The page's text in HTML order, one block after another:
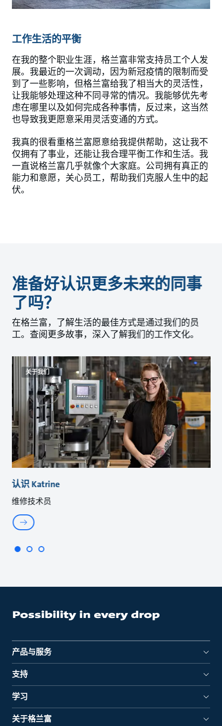
工作生活的平衡
在我的整个职业生涯，格兰富非常支持员工个人发
展。我最近的一次调动，因为新冠疫情的限制而受
到了一些影响，但格兰富给我了相当大的灵活性，
让我能够处理这种不同寻常的情况。我能够优先考
虑在哪里以及如何完成各种事情，反过来，这当然
也导致我更愿意采用灵活变通的方式。
我真的很看重格兰富愿意给我提供帮助，这让我不
仅拥有了事业，还能让我合理平衡工作和生活。我
一直说格兰富几乎就像个大家庭。公司拥有真正的
能力和意愿，关心员工，帮助我们克服人生中的起
伏。
准备好认识更多未来的同事
了吗？
在格兰富，了解生活的最佳方式是通过我们的员
工。查阅更多故事，深入了解我们的工作文化。
关于我们
认识 Katrine
维修技术员
产品与服务
支持
学习
关于格兰富